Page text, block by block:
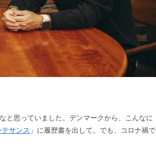
と思っていました。デンマークから、こんなに
テサンス 」に履歴書を出して。でも、コロナ禍で